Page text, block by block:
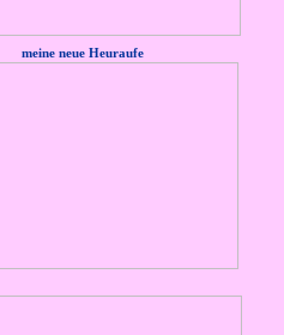
neue Heuraufe